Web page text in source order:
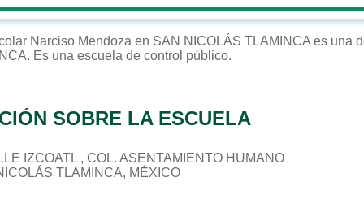
Narciso Mendoza en SAN NICOLÁS TLAMINCA es una
. Es una escuela de control público.
SOBRE LA ESCUELA
IZCOATL , COL. ASENTAMIENTO HUMANO
TLAMINCA, MÉXICO